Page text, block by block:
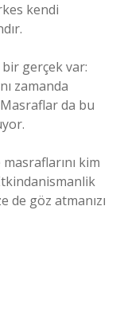
kendi
gerçek var:
zamanda
da bu
kim
de göz atmanızı